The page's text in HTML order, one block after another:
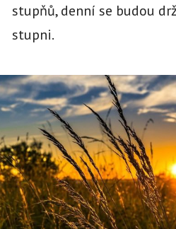
stupňů, denní se budou
stupni.